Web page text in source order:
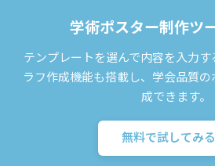
学術ポスター制作ツ
テンプレートを選んで内容を入力
ラフ作成機能も搭載し、学会品質
成できます。
無料で試してみ